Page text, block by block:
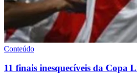
Conteúdo
11 finais inesquecíveis da Copa